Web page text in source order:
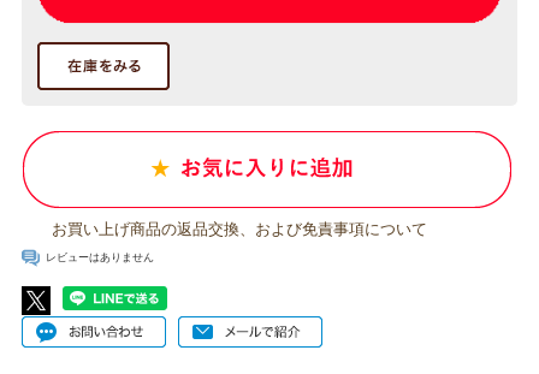
お買い上げ商品の返品交換、および免責事項について
レビューはありません